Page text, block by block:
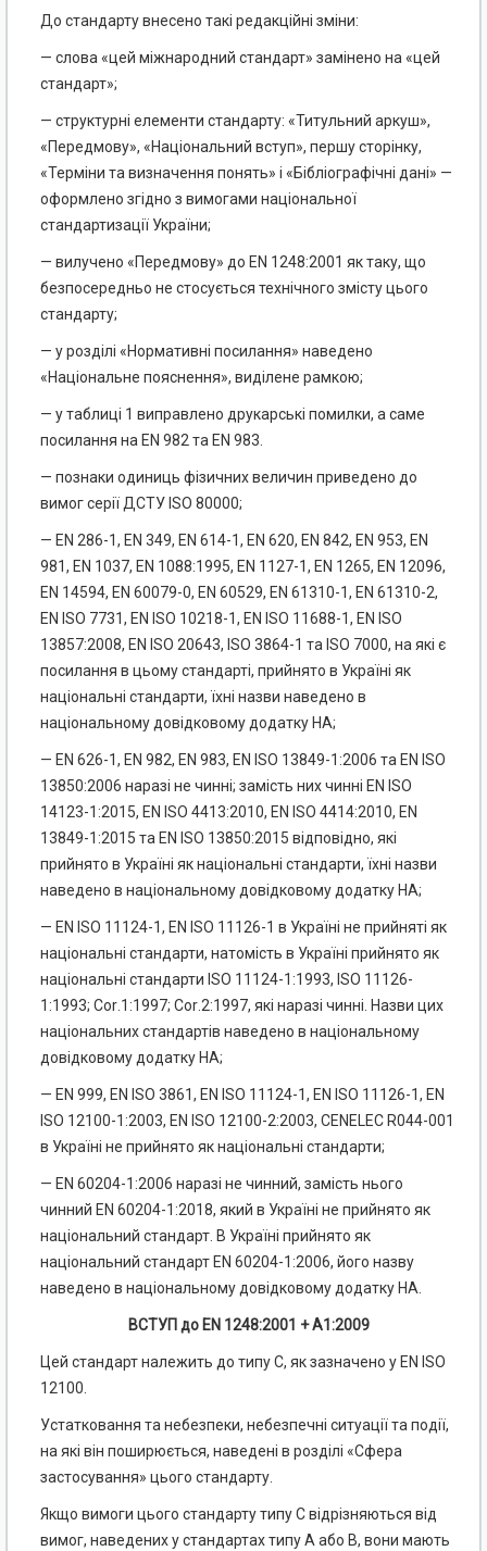
До стандарту внесено такі редакційні зміни:
— слова «цей міжнародний стандарт» замінено на «цей
стандарт»;
— структурні елементи стандарту: «Титульний аркуш»,
«Передмову», «Національний вступ», першу сторінку,
«Терміни та визначення понять» і «Бібліографічні дані» —
оформлено згідно з вимогами національної
стандартизації України;
— вилучено «Передмову» до EN 1248:2001 як таку, що
безпосередньо не стосується технічного змісту цього
стандарту;
— у розділі «Нормативні посилання» наведено
«Національне пояснення», виділене рамкою;
— у таблиці 1 виправлено друкарські помилки, а саме
посилання на EN 982 та EN 983.
— познаки одиниць фізичних величин приведено до
вимог серії ДСТУ ISO 80000;
— EN 286-1, EN 349, EN 614-1, EN 620, EN 842, EN 953, EN
981, EN 1037, EN 1088:1995, EN 1127-1, EN 1265, EN 12096,
EN 14594, EN 60079-0, EN 60529, EN 61310-1, EN 61310-2,
EN ISO 7731, EN ISO 10218-1, EN ISO 11688-1, EN ISO
13857:2008, EN ISO 20643, ISO 3864-1 та ISO 7000, на які є
посилання в цьому стандарті, прийнято в Україні як
національні стандарти, їхні назви наведено в
національному довідковому додатку НА;
— EN 626-1, EN 982, EN 983, EN ISO 13849-1:2006 та EN ISO
13850:2006 наразі не чинні; замість них чинні EN ISO
14123-1:2015, EN ISO 4413:2010, EN ISO 4414:2010, EN
13849-1:2015 та EN ISO 13850:2015 відповідно, які
прийнято в Україні як національні стандарти, їхні назви
наведено в національному довідковому додатку НА;
— EN ISO 11124-1, EN ISO 11126-1 в Україні не прийняті як
національні стандарти, натомість в Україні прийнято як
національні стандарти ISO 11124-1:1993, ISO 11126-
1:1993; Cor.1:1997; Cor.2:1997, які наразі чинні. Назви цих
національних стандартів наведено в національному
довідковому додатку НА;
— EN 999, EN ISO 3861, EN ISO 11124-1, EN I SO 11126-1, EN
ISO 12100-1:2003, EN ISО 12100-2:2003, CENELEC R044-001
в Україні не прийнято як національні стандарти;
— EN 60204-1:2006 наразі не чинний, замість нього
чинний EN 60204-1:2018, який в Україні не прийнято як
національний стандарт. В Україні прийнято як
національний стандарт EN 60204-1:2006, його назву
наведено в національному довідковому додатку НА.
ВСТУП до EN 1248:2001 + А1:2009
Цей стандарт належить до типу С, як зазначено у EN ISO
12100.
Устатковання та небезпеки, небезпечні ситуації та події,
на які він поширюється, наведені в розділі «Сфера
застосування» цього стандарту.
Якщо вимоги цього стандарту типу С відрізняються від
вимог, наведених у стандартах типу А або В, вони мають